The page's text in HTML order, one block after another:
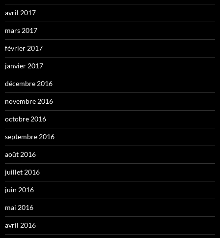
avril 2017
mars 2017
février 2017
janvier 2017
décembre 2016
novembre 2016
octobre 2016
septembre 2016
août 2016
juillet 2016
juin 2016
mai 2016
avril 2016